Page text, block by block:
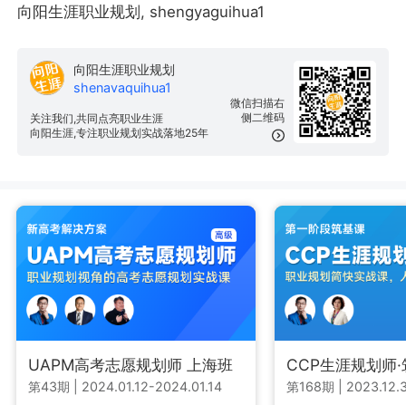
向阳生涯职业规划, shengyaguihua1
微信扫描右
侧二维码
向阳生涯职业规划
shenavaquihua1
关注我们,共同点亮职业生涯
向阳生涯,专注职业规划实战落地25年
UAPM高考志愿规划师 上海班
第43期 2024.01.12-2024.01.14
CCP生涯规划师
第168期